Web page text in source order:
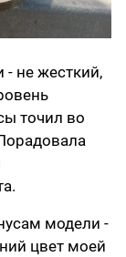
- не жесткий,
точил во
модели -
цвет моей